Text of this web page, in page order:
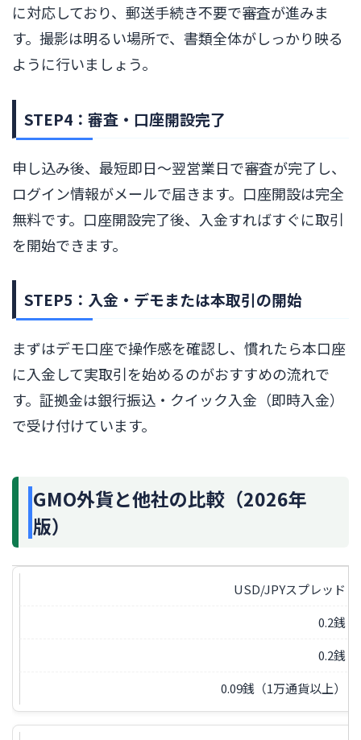
に対応しており、郵送手続き不要で審査が進みま
す。撮影は明るい場所で、書類全体がしっかり映る
ように行いましょう。
STEP4：審査・口座開設完了
申し込み後、最短即日〜翌営業日で審査が完了し、
ログイン情報がメールで届きます。口座開設は完全
無料です。口座開設完了後、入金すればすぐに取引
を開始できます。
STEP5：入金・デモまたは本取引の開始
まずはデモ口座で操作感を確認し、慣れたら本口座
に入金して実取引を始めるのがおすすめの流れで
す。証拠金は銀行振込・クイック入金（即時入金）
で受け付けています。
GMO外貨と他社の比較（2026年
版）
USD/JPYスプレッド
0.2銭
0.2銭
0.09銭（1万通貨以上）